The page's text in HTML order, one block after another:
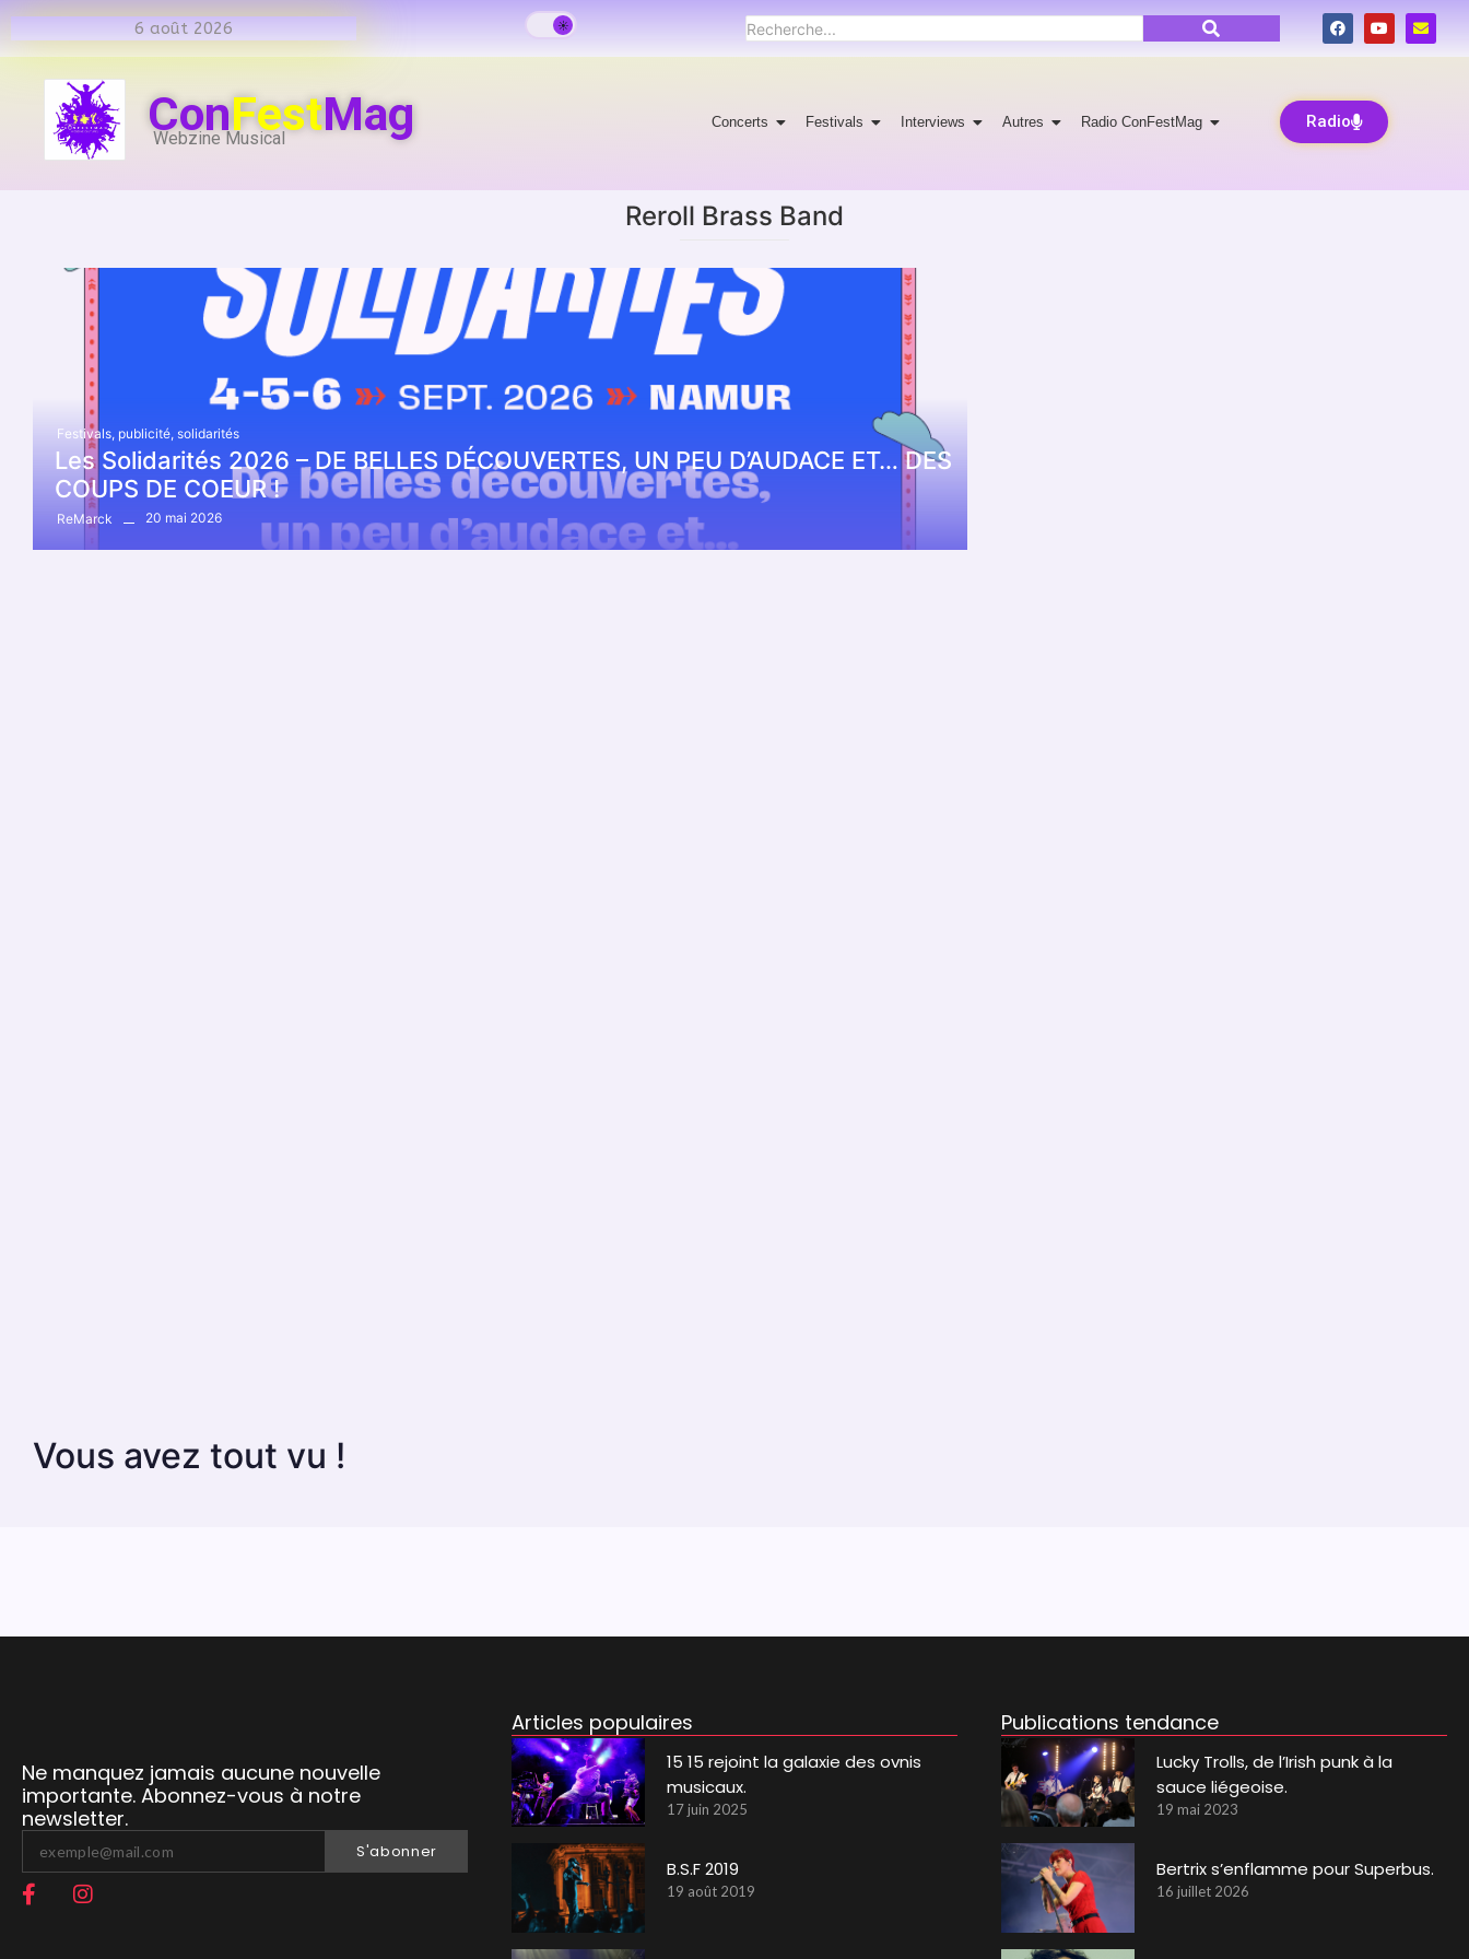
6 août 2026
ConFestMag
Webzine Musical
Concerts Festivals Interviews Autres Radio ConFestMag Radio
Reroll Brass Band
Festivals, publicité, solidarités
Les Solidarités 2026 – DE BELLES DÉCOUVERTES, UN PEU D’AUDACE ET… DES
COUPS DE COEUR !
ReMarck 20 mai 2026
Vous avez tout vu !
Ne manquez jamais aucune nouvelle
importante. Abonnez-vous à notre
newsletter.
S'abonner
Articles populaires
15 15 rejoint la galaxie des ovnis
musicaux.
17 juin 2025
B.S.F 2019
19 août 2019
Publications tendance
Lucky Trolls, de l’Irish punk à la
sauce liégeoise.
19 mai 2023
Bertrix s’enflamme pour Superbus.
16 juillet 2026